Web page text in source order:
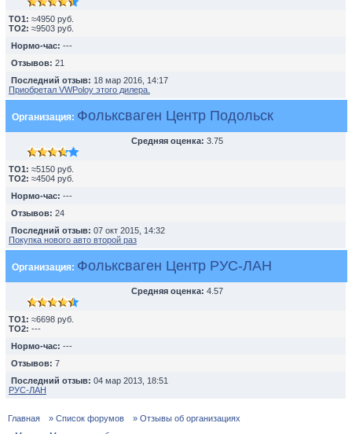
TO1: ≈4950 руб.
TO2: ≈9503 руб.
Нормо-час: ---
Отзывов: 21
Последний отзыв: 18 мар 2016, 14:17
Приобретал VWPoloу этого дилера.
Организация: Фольксваген Центр Подольск
Средняя оценка: 3.75
TO1: ≈5150 руб.
TO2: ≈4504 руб.
Нормо-час: ---
Отзывов: 24
Последний отзыв: 07 окт 2015, 14:32
Покупка нового авто второй раз
Организация: Фольксваген Центр РУС-ЛАН
Средняя оценка: 4.57
TO1: ≈6698 руб.
TO2: ---
Нормо-час: ---
Отзывов: 7
Последний отзыв: 04 мар 2013, 18:51
РУС-ЛАН
Главная » Список форумов
» Отзывы об организациях